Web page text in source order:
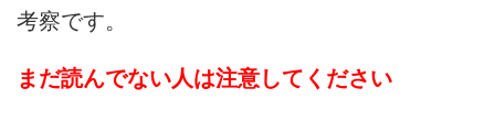
考察です。
まだ読んでない人は注意してください